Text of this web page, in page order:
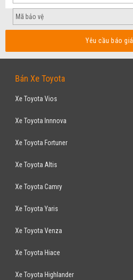
Yêu cầu báo giá
Bán Xe Toyota
Xe Toyota Vios
Xe Toyota Innnova
Xe Toyota Fortuner
Xe Toyota Altis
Xe Toyota Camry
Xe Toyota Yaris
Xe Toyota Venza
Xe Toyota Hiace
Xe Toyota Highlander